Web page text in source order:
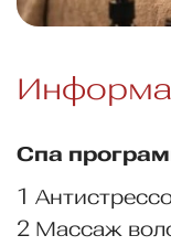
Спа
1
2 Массаж